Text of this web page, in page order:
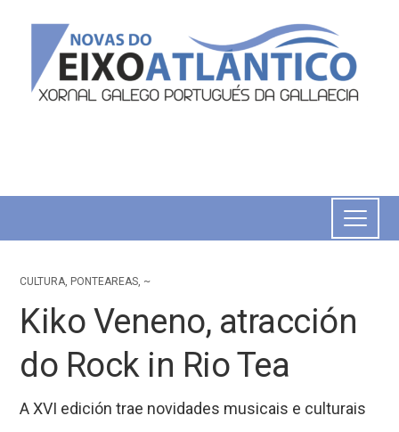
CULTURA, PONTEAREAS, ~
Kiko Veneno, atracción
do Rock in Rio Tea
A XVI edición trae novidades musicais e culturais